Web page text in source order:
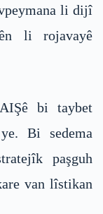
li dijî
li rojavayê
bi taybet
Bi sedema
paşguh
van lîstikan